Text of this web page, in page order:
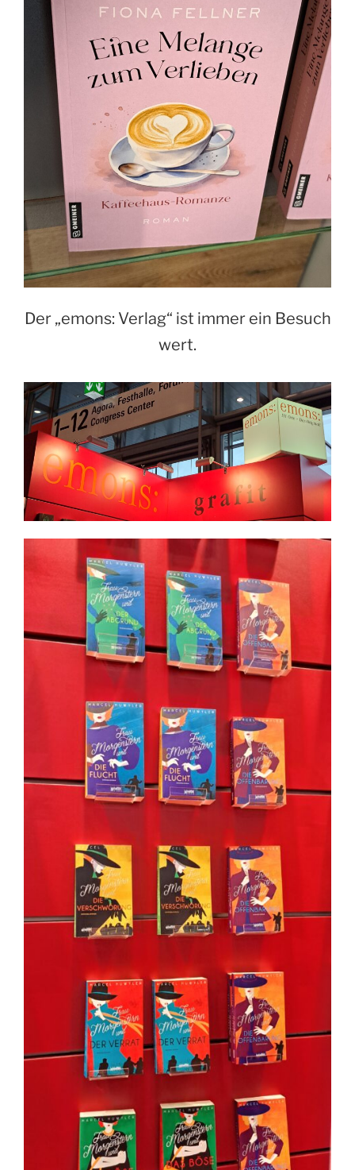
Der „emons: Verlag“ ist immer ein Besuch
wert.